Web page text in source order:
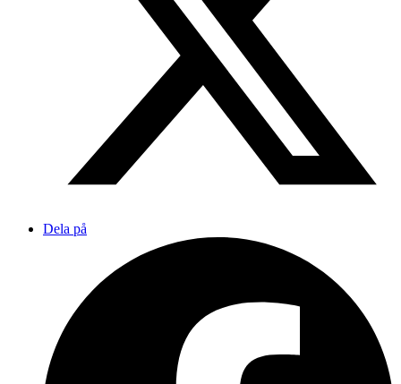
Dela på